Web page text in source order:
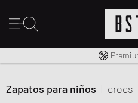
Envío gratuito a
Zapatos para niños | crocs